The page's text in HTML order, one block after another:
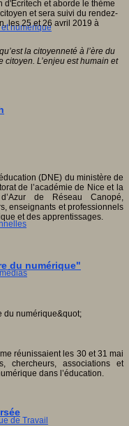
numérique
de Travail
d'Ecritech et aborde le thème
et sera suivi du rendez-
les 25 et 26 avril 2019 à
la citoyenneté à l’ère du
L’enjeu est humain et
(DNE) du ministère de
de l’académie de Nice et la
d’Azur de Réseau Canopé,
enseignants et professionnels
et des apprentissages.
du numérique"
réunissaient les 30 et 31 mai
chercheurs, associations et
dans l’éducation.